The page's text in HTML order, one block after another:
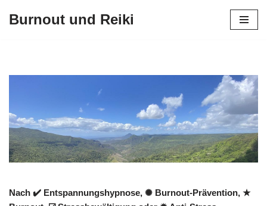
Burnout und Reiki
Nach ✔️ Entspannungshypnose, ✺ Burnout-Prävention, ★